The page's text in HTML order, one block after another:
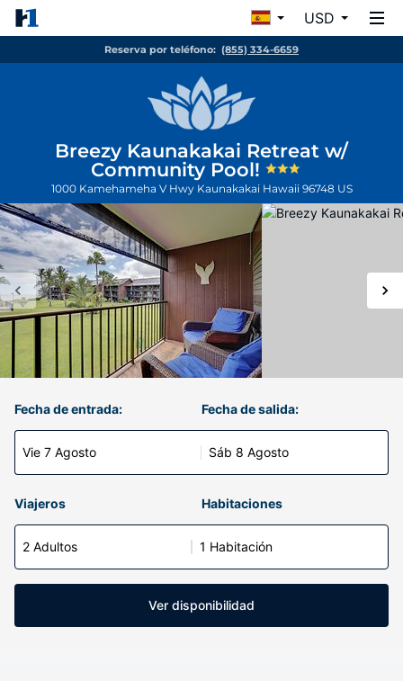
USD
Reserva por teléfono: (855) 334-6659
Breezy Kaunakakai Retreat w/
Community Pool!
1000 Kamehameha V Hwy Kaunakakai Hawaii 96748 US
Fecha de entrada:
Vie 7 Agosto
Fecha de salida:
Sáb 8 Agosto
Viajeros Habitaciones
2 Adultos 1 Habitación
Ver disponibilidad